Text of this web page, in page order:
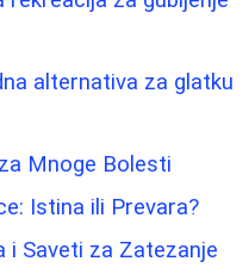
alternativa za glatku
Mnoge Bolesti
Istina ili Prevara?
i Saveti za Zatezanje